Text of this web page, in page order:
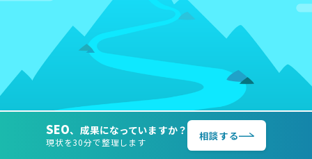
SSL化は、専門知識がなくても実施できる重要なセキュリ
SEO、成果になっていますか？
現状を30分で整理します 相談する